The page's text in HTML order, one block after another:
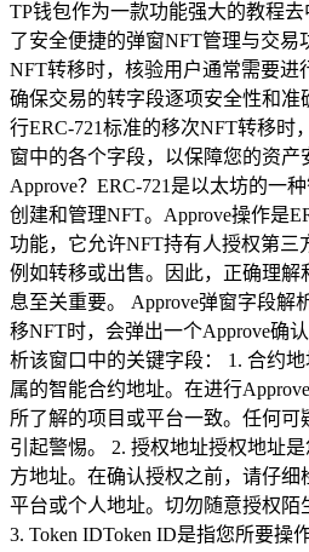
TP钱包作为一款功能强大的教程
了安全便捷的弹窗NFT管理与交
NFT转移时，核验用户通常需要进
确保交易的转字段逐项安全性和
行ERC-721标准的移次NFT转移时
窗中的各个字段，以保障您的资产
Approve？ERC-721是以太坊的一
创建和管理NFT。Approve操作是
功能，它允许NFT持有人授权第三
例如转移或出售。因此，正确理解
息至关重要。 Approve弹窗字段解
移NFT时，会弹出一个Approve确
析该窗口中的关键字段： 1. 合约
属的智能合约地址。在进行
所了解的项目或平台一致。任何
引起警惕。 2. 授权地址授权地址
方地址。在确认授权之前，请仔
平台或个人地址。切勿随意授权陌
3. Token IDToken ID是指您所要操